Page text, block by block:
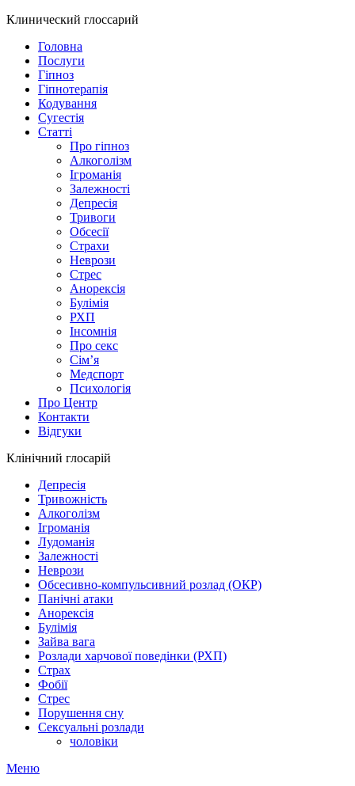
Клинический глоссарий
Головна
Послуги
Гіпноз
Гіпнотерапія
Кодування
Сугестія
Статті
Про гіпноз
Алкоголізм
Ігроманія
Залежності
Депресія
Тривоги
Обсесії
Страхи
Неврози
Стрес
Анорексія
Булімія
РХП
Інсомнія
Про секс
Сім’я
Медспорт
Психологія
Про Центр
Контакти
Відгуки
Клінічний глосарій
Депресія
Тривожність
Алкоголізм
Ігроманія
Лудоманія
Залежності
Неврози
Обсесивно-компульсивний розлад (ОКР)
Панічні атаки
Анорексія
Булімія
Зайва вага
Розлади харчової поведінки (РХП)
Страх
Фобії
Стрес
Порушення сну
Сексуальні розлади
чоловіки
Меню